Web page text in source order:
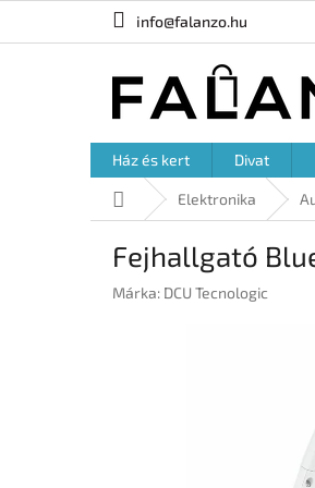
info@falanzo.hu
Ház és kert Divat
KezdőlapElektronika
Fejhallgató
Márka: DCU Tecnologic